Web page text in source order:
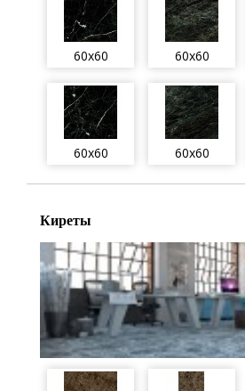
60x60 60x60
60x60 60x60
Киреты